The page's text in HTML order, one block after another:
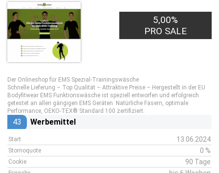
5,00%
PRO SALE
Der Onlineshop für EMS Spezial-Trainingswäsche
Schnelle Lieferung – Top Qualität – Attraktive Preise – Hergestellt in der EU
Bodyfitwear EMS Funktionswäsche ist speziell entworfen und erfolgreich
getestet an allen gängigen EMS Geräten. Natürliche Fasern, optimale
Performance, OEKO-TEX® Standard 100 zertifiziert.
43 Werbemittel
Start 13.06.2024
Stornoquote 0 %
Cookie 90 Tage